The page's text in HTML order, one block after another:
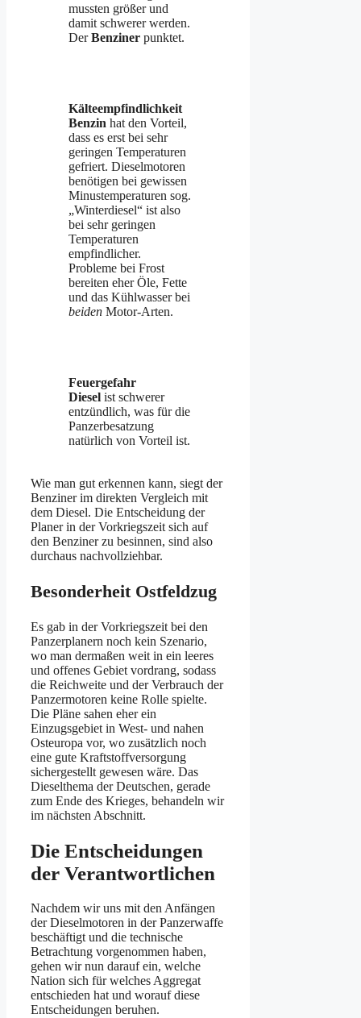
mussten größer und
damit schwerer werden.
DerBenziner punktet.
Kälteempfindlichkeit
Benzin hat den Vorteil,
dass es erst bei sehr
geringen Temperaturen
gefriert. Dieselmotoren
benötigen bei gewissen
Minustemperaturen sog.
„Winterdiesel“ ist also
bei sehr geringen
Temperaturen
empfindlicher.
Probleme bei Frost
bereiten eher Öle, Fette
und das Kühlwasser bei
beiden Motor-Arten.
Feuergefahr
Diesel ist schwerer
entzündlich, was für die
Panzerbesatzung
natürlich von Vorteil ist.
Wie man gut erkennen kann, siegt der
Benziner im direkten Vergleich mit
dem Diesel. Die Entscheidung der
Planer in der Vorkriegszeit sich auf
den Benziner zu besinnen, sind also
durchaus nachvollziehbar.
Besonderheit Ostfeldzug
Es gab in der Vorkriegszeit bei den
Panzerplanern noch kein Szenario,
wo man dermaßen weit in ein leeres
und offenes Gebiet vordrang, sodass
die Reichweite und der Verbrauch der
Panzermotoren keine Rolle spielte.
Die Pläne sahen eher ein
Einzugsgebiet in West- und nahen
Osteuropa vor, wo zusätzlich noch
eine gute Kraftstoffversorgung
sichergestellt gewesen wäre. Das
Dieselthema der Deutschen, gerade
zum Ende des Krieges, behandeln wir
im nächsten Abschnitt.
Die Entscheidungen
der Verantwortlichen
Nachdem wir uns mit den Anfängen
der Dieselmotoren in der Panzerwaffe
beschäftigt und die technische
Betrachtung vorgenommen haben,
gehen wir nun darauf ein, welche
Nation sich für welches Aggregat
entschieden hat und worauf diese
Entscheidungen beruhen.